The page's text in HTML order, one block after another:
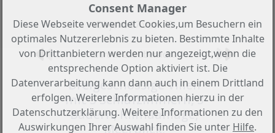
Objekt 17 von 70
Zurück zur Übersicht
Dreigeschossige Villen
mit 3 Schlafzimmern, 3
Bädern, Klimaanlage,
Meerblick,
Consent Manager
Diese Webseite verwendet Cookies,um Besuchern ein
optimales Nutzererlebnis zu bieten. Bestimmte Inhalte
von Drittanbietern werden nur angezeigt,wenn die
entsprechende Option aktiviert ist. Die
Datenverarbeitung kann dann auch in einem Drittland
erfolgen. Weitere Informationen hierzu in der
Datenschutzerklärung. Weitere Informationen zu den
Auswirkungen Ihrer Auswahl finden Sie unter Hilfe.